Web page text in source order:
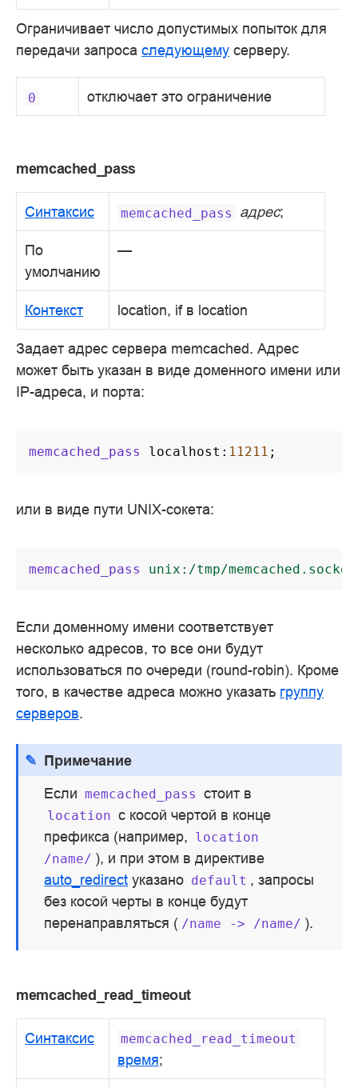
Ограничивает число допустимых попыток для
передачи запроса следующему серверу.
0 отключает это ограничение
memcached_pass
Синтаксис memcached_pass адрес;
По
умолчанию
—
Контекст location, if в location
Задает адрес сервера memcached. Адрес
может быть указан в виде доменного имени или
IP-адреса, и порта:
memcached_pass localhost : 11211 ;
или в виде пути UNIX-сокета:
memcached_pass unix:/tmp/memcached.socket
Если доменному имени соответствует
несколько адресов, то все они будут
использоваться по очереди (round-robin). Кроме
того, в качестве адреса можно указать группу
серверов.
Примечание
Если memcached_pass стоит в
location с косой чертой в конце
префикса (например, location
/name/ ), и при этом в директиве
auto_redirect указано default , запросы
без косой черты в конце будут
перенаправляться ( /name -> /name/ ).
memcached_read_timeout
Синтаксис memcached_read_timeout
время;